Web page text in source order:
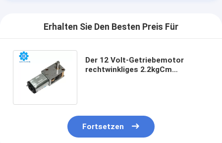
Erhalten Sie Den Besten Preis Für
Der 12 Volt-Getriebemotor
rechtwinkliges 2.2kgCm
Fortsetzen